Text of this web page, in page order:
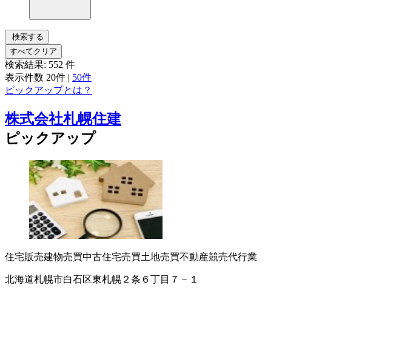
検索する
すべてクリア
検索結果: 552 件
表示件数 20件 | 50件
ピックアップとは？
株式会社札幌住建
ピックアップ
住宅販売建物売買中古住宅売買土地売買不動産競売代行業
北海道札幌市白石区東札幌２条６丁目７－１